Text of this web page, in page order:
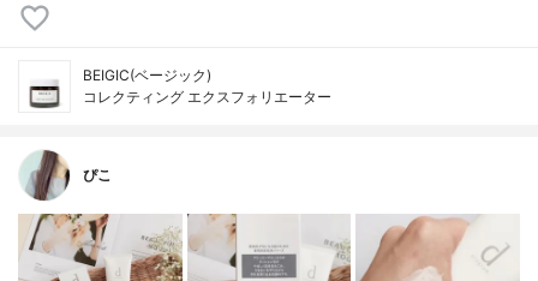
BEIGIC(ベージック)
コレクティング エクスフォリエーター
ぴこ